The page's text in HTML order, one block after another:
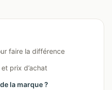
faire la différence
prix d’achat
la marque ?